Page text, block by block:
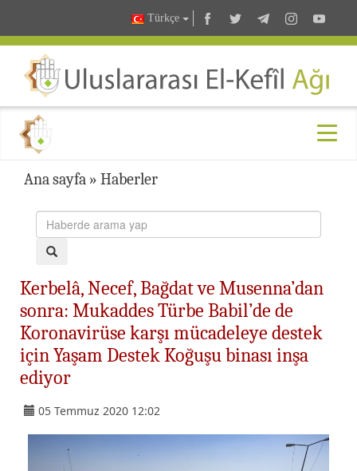
Türkçe
Ana sayfa » Haberler
Kerbelâ, Necef, Bağdat ve Musenna’dan
sonra: Mukaddes Türbe Babil’de de
Koronavirüse karşı mücadeleye destek
için Yaşam Destek Koğuşu binası inşa
ediyor
05 Temmuz 2020 12:02